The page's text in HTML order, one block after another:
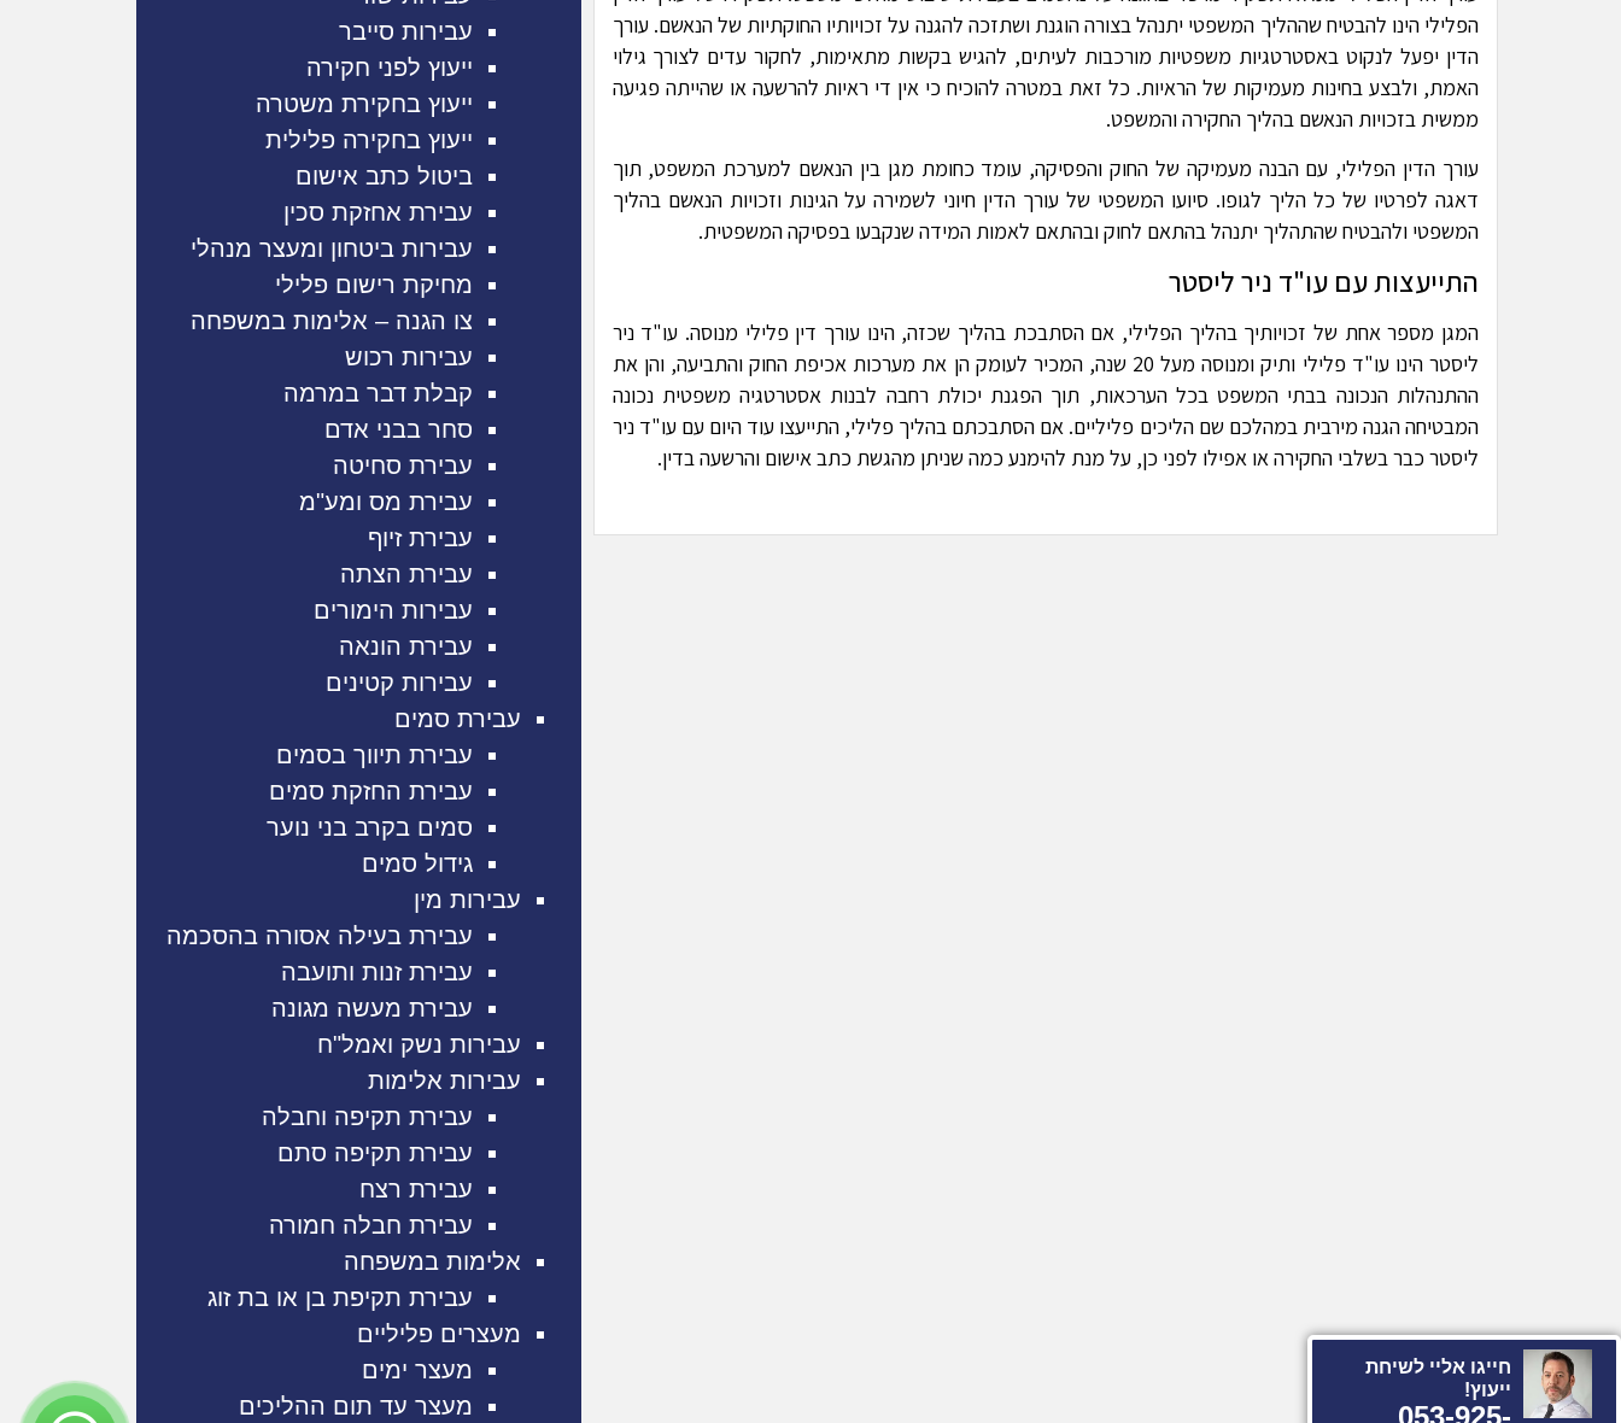
הפלילי הינו להבטיח שההליך המשפטי יתנהל בצורה הוגנת ושתזכה להגנה על זכויותיו החוקתיות של הנאשם. עורך
הדין יפעל לנקוט באסטרטגיות משפטיות מורכבות לעיתים, להגיש בקשות מתאימות, לחקור עדים לצורך גילוי
האמת, ולבצע בחינות מעמיקות של הראיות. כל זאת במטרה להוכיח כי אין די ראיות להרשעה או שהייתה פגיעה
ממשית בזכויות הנאשם בהליך החקירה והמשפט.
עורך הדין הפלילי, עם הבנה מעמיקה של החוק והפסיקה, עומד כחומת מגן בין הנאשם למערכת המשפט, תוך
דאגה לפרטיו של כל הליך לגופו. סיועו המשפטי של עורך הדין חיוני לשמירה על הגינות וזכויות הנאשם בהליך
המשפטי ולהבטיח שהתהליך יתנהל בהתאם לחוק ובהתאם לאמות המידה שנקבעו בפסיקה המשפטית.
התייעצות עם עו"ד ניר ליסטר
המגן מספר אחת של זכויותיך בהליך הפלילי, אם הסתבכת בהליך שכזה, הינו עורך דין פלילי מנוסה. עו"ד ניר
ליסטר הינו עו"ד פלילי ותיק ומנוסה מעל 20 שנה, המכיר לעומק הן את מערכות אכיפת החוק והתביעה, והן את
ההתנהלות הנכונה בבתי המשפט בכל הערכאות, תוך הפגנת יכולת רחבה לבנות אסטרטגיה משפטית נכונה
המבטיחה הגנה מירבית במהלכם שם הליכים פליליים. אם הסתבכתם בהליך פלילי, התייעצו עוד היום עם עו"ד ניר
ליסטר כבר בשלבי החקירה או אפילו לפני כן, על מנת להימנע כמה שניתן מהגשת כתב אישום והרשעה בדין.
עבירות סייבר
ייעוץ לפני חקירה
ייעוץ בחקירת משטרה
ייעוץ בחקירה פלילית
ביטול כתב אישום
עבירת אחזקת סכין
עבירות ביטחון ומעצר מנהלי
מחיקת רישום פלילי
צו הגנה – אלימות במשפחה
עבירות רכוש
קבלת דבר במרמה
סחר בבני אדם
עבירת סחיטה
עבירת מס ומע"מ
עבירת זיוף
עבירת הצתה
עבירות הימורים
עבירת הונאה
עבירות קטינים
עבירת סמים
עבירת תיווך בסמים
עבירת החזקת סמים
סמים בקרב בני נוער
גידול סמים
עבירות מין
עבירת בעילה אסורה בהסכמה
עבירת זנות ותועבה
עבירת מעשה מגונה
עבירות נשק ואמל"ח
עבירות אלימות
עבירת תקיפה וחבלה
עבירת תקיפה סתם
עבירת רצח
עבירת חבלה חמורה
אלימות במשפחה
עבירת תקיפת בן או בת זוג
מעצרים פליליים
מעצר ימים
מעצר עד תום ההליכים
חייגו אליי לשיחת
ייעוץ!
053-925-